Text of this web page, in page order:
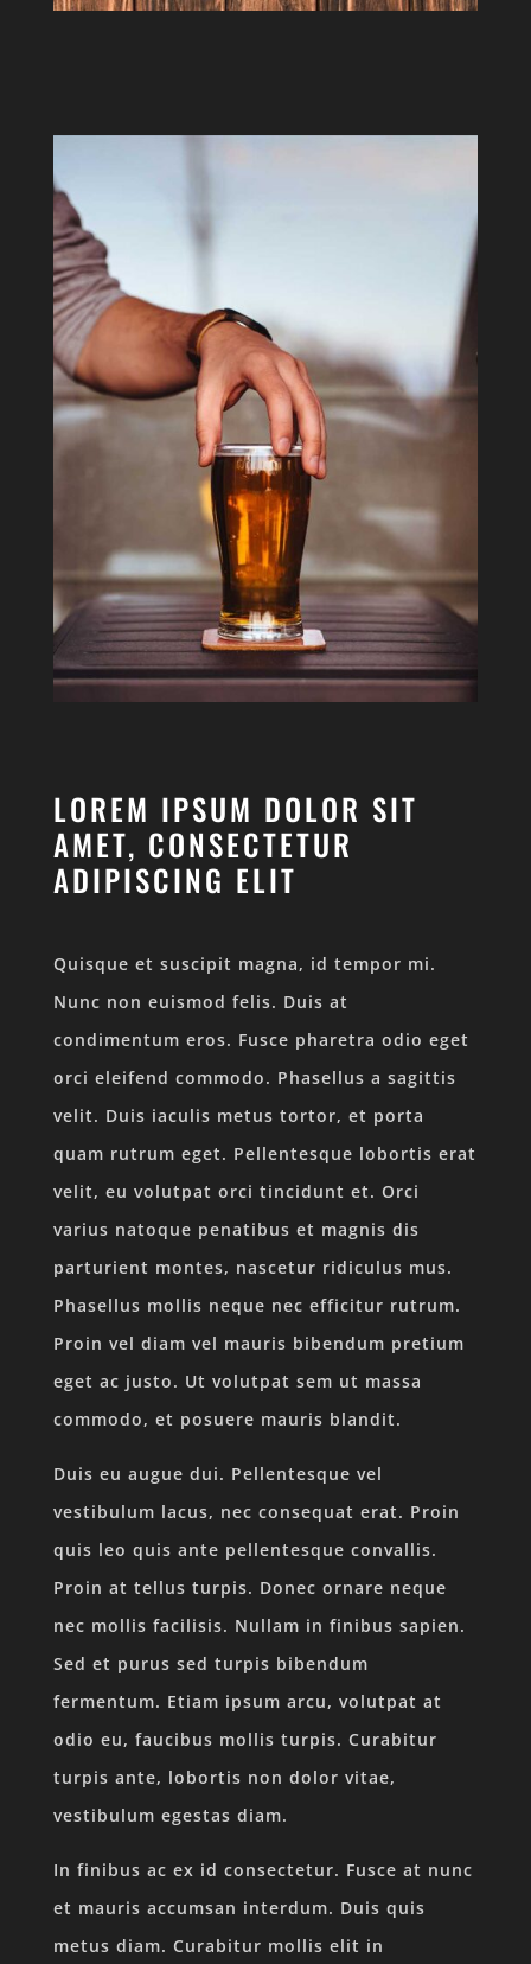
LOREM IPSUM DOLOR SIT
AMET, CONSECTETUR
ADIPISCING ELIT
Quisque et suscipit magna, id tempor mi.
Nunc non euismod felis. Duis at
condimentum eros. Fusce pharetra odio eget
orci eleifend commodo. Phasellus a sagittis
velit. Duis iaculis metus tortor, et porta
quam rutrum eget. Pellentesque lobortis erat
velit, eu volutpat orci tincidunt et. Orci
varius natoque penatibus et magnis dis
parturient montes, nascetur ridiculus mus.
Phasellus mollis neque nec efficitur rutrum.
Proin vel diam vel mauris bibendum pretium
eget ac justo. Ut volutpat sem ut massa
commodo, et posuere mauris blandit.
Duis eu augue dui. Pellentesque vel
vestibulum lacus, nec consequat erat. Proin
quis leo quis ante pellentesque convallis.
Proin at tellus turpis. Donec ornare neque
nec mollis facilisis. Nullam in finibus sapien.
Sed et purus sed turpis bibendum
fermentum. Etiam ipsum arcu, volutpat at
odio eu, faucibus mollis turpis. Curabitur
turpis ante, lobortis non dolor vitae,
vestibulum egestas diam.
In finibus ac ex id consectetur. Fusce at nunc
et mauris accumsan interdum. Duis quis
metus diam. Curabitur mollis elit in